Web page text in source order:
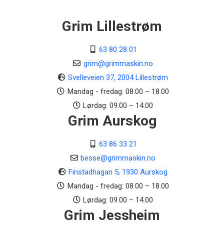
Grim Lillestrøm
63 80 28 01
grim@grimmaskin.no
Svelleveien 37, 2004 Lillestrøm
Mandag - fredag: 08.00 – 18.00
Lørdag: 09.00 – 14.00
Grim Aurskog
63 86 33 21
besse@grimmaskin.no
Finstadhagan 5, 1930 Aurskog
Mandag - fredag: 08.00 – 18.00
Lørdag: 09.00 – 14.00
Grim Jessheim